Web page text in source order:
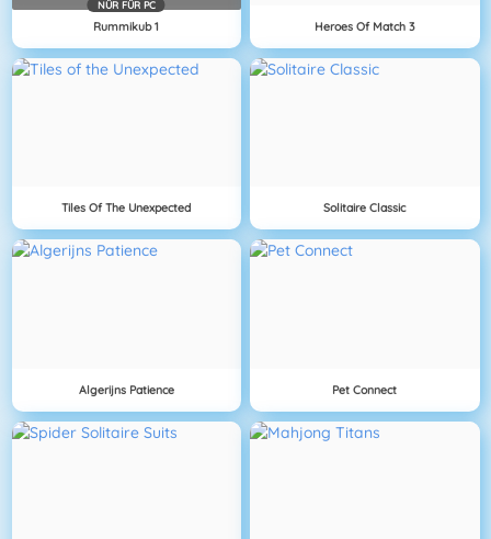
NÜR FÜR PC
Rummikub 1 Heroes Of Match 3
Tiles Of The Unexpected Solitaire Classic
Algerijns Patience Pet Connect